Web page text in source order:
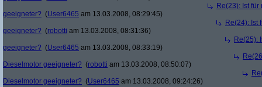
Re(23): Ist
geeigneter? (User6465 am 13.03.2008, 08:29:45)
Re(24): Ist
geeigneter? (robotti am 13.03.2008, 08:31:36)
Re(25):
geeigneter? (User6465 am 13.03.2008, 08:33:19)
Dieselmotor geeigneter? (robotti am 13.03.2008, 08:50:07)
Dieselmotor geeigneter? (User6465 am 13.03.2008, 09:24:26)